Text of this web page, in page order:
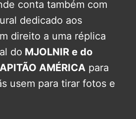
conta também com
dedicado aos
direito a uma réplica
do MJOLNIR e do
AMÉRICA para
usem para tirar fotos e